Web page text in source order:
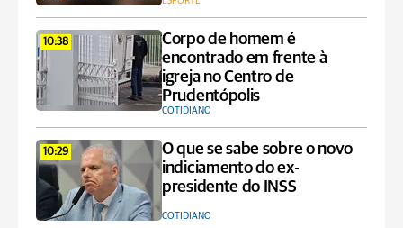
10:38
Corpo de homem é
encontrado em frente à
igreja no Centro de
Prudentópolis
COTIDIANO
10:29
O que se sabe sobre o novo
indiciamento do ex-
presidente do INSS
COTIDIANO